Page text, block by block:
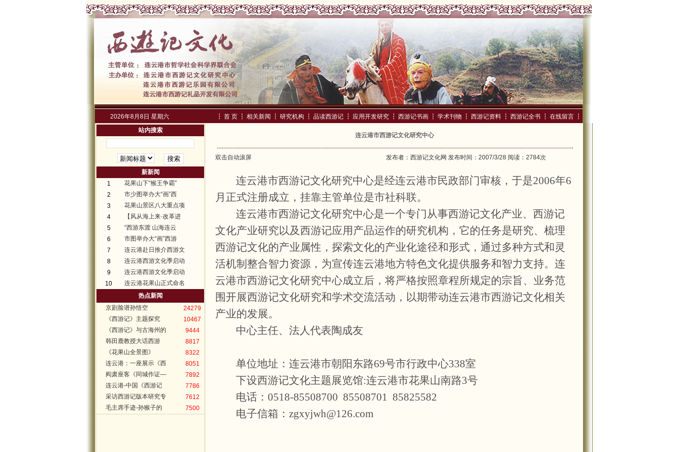
2026年8月8日 星期六 ┇ 首 页 ┇ 相关新闻 ┇ 研究机构 ┇ 品读西游记 ┇ 应用开发研究 ┇ 西游记书画 ┇ 学术刊物 ┇ 西游记资料 ┇ 西游记全书 ┇ 在线留言 ┇
站内搜索
新新闻
1
花果山下“猴王争霸”
2
市少图举办大“画”西
3
花果山景区八大重点项
4
【风从海上来·改革进
5
“西游东渡 山海连云
6
市图举办大“画”西游
7
连云港赴日推介西游文
8
连云港西游文化季启动
9
连云港西游文化季启动
10
连云港花果山正式命名
热点新闻
京剧脸谱孙悟空
24279
《西游记》主题探究
10467
《西游记》与古海州的
9444
韩田鹿教授大话西游
8817
《花果山全景图》
8322
连云港：一座展示《西
8051
阎肃座客《同城作证—
7892
连云港-中国《西游记
7786
采访西游记版本研究专
7612
毛主席手迹-孙猴子的
7500
连云港市西游记文化研究中心
双击自动滚屏 发布者：西游记文化网 发布时间：2007/3/28 阅读：2784次
连云港市西游记文化研究中心是经连云港市民政部门审核，于是2006年6
月正式注册成立，挂靠主管单位是市社科联。
连云港市西游记文化研究中心是一个专门从事西游记文化产业、西游记
文化产业研究以及西游记应用产品运作的研究机构，它的任务是研究、梳理
西游记文化的产业属性，探索文化的产业化途径和形式，通过多种方式和灵
活机制整合智力资源，为宣传连云港地方特色文化提供服务和智力支持。连
云港市西游记文化研究中心成立后，将严格按照章程所规定的宗旨、业务范
围开展西游记文化研究和学术交流活动，以期带动连云港市西游记文化相关
产业的发展。
中心主任、法人代表陶成友
单位地址：连云港市朝阳东路69号市行政中心338室
下设西游记文化主题展览馆:连云港市花果山南路3号
电话： 0518-85508700 85508701 85825582
电子信箱：zgxyjwh@126.com